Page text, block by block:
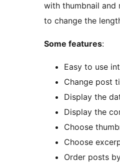
with thumbnail and
to change the
Some features:
Easy to use
Change post
Display the
Display the
Choose
Choose
Order posts